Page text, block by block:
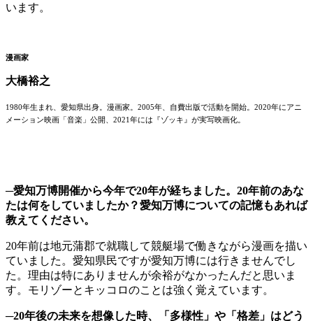
います。
漫画家
大橋裕之
1980年生まれ、愛知県出身。漫画家。2005年、自費出版で活動を開始。2020年にアニ
メーション映画「音楽」公開、2021年には『ゾッキ』が実写映画化。
─愛知万博開催から今年で20年が経ちました。20年前のあな
たは何をしていましたか？愛知万博についての記憶もあれば
教えてください。
20年前は地元蒲郡で就職して競艇場で働きながら漫画を描い
ていました。愛知県民ですが愛知万博には行きませんでし
た。理由は特にありませんが余裕がなかったんだと思いま
す。モリゾーとキッコロのことは強く覚えています。
─20年後の未来を想像した時、「多様性」や「格差」はどう